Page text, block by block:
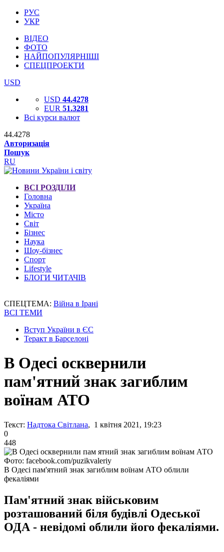
РУС
УКР
ВІДЕО
ФОТО
НАЙПОПУЛЯРНІШІ
СПЕЦПРОЕКТИ
USD
USD 44.4278
EUR 51.3281
Всі курси валют
44.4278
Авторизація
Пошук
RU
ВСІ РОЗДІЛИ
Головна
Україна
Місто
Світ
Бізнес
Наука
Шоу-бізнес
Спорт
Lifestyle
БЛОГИ ЧИТАЧІВ
СПЕЦТЕМА: Війна в Ірані
ВСІ ТЕМИ
Вступ України в ЄС
Теракт в Барселоні
В Одесі осквернили
пам'ятний знак загиблим
воїнам АТО
Текст: Надтока Світлана, 1 квітня 2021, 19:23
0
448
Фото: facebook.com/puzikvaleriy
В Одесі пам'ятний знак загиблим воїнам АТО облили
фекаліями
Пам'ятний знак військовим
розташований біля будівлі Одеської
ОДА - невідомі облили його фекаліями.